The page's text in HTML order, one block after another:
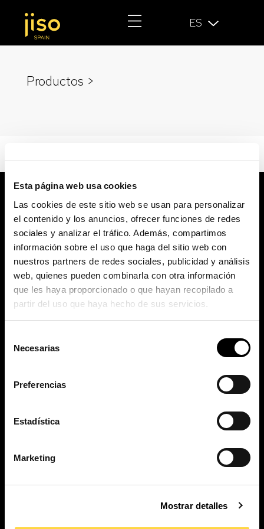
Esta página web usa cookies
Las cookies de este sitio web se usan para personalizar
el contenido y los anuncios, ofrecer funciones de redes
sociales y analizar el tráfico. Además, compartimos
información sobre el uso que haga del sitio web con
nuestros partners de redes sociales, publicidad y análisis
web, quienes pueden combinarla con otra información
que les haya proporcionado o que hayan recopilado a
partir del uso que haya hecho de sus servicios.
Necesarias
Preferencias
Estadística
Marketing
Mostrar detalles
ES
Productos >
PI. La Pahilla.
c/ Fuente Corachán, 223
46370 Chiva – Valencia
contact
Productos
Proyectos
Descargas